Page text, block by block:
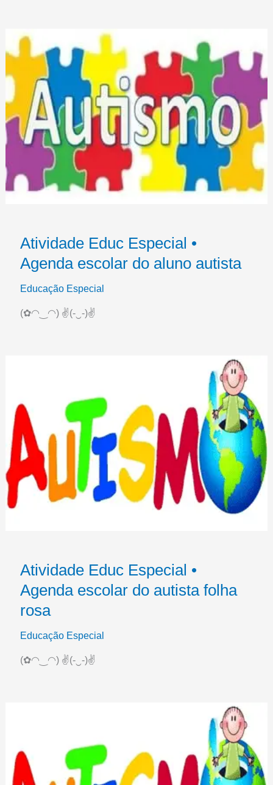
Atividade Educ Especial •
Agenda escolar do aluno autista
Educação Especial
(✿◠‿◠) ✌(-‿-)✌
Atividade Educ Especial •
Agenda escolar do autista folha
rosa
Educação Especial
(✿◠‿◠) ✌(-‿-)✌